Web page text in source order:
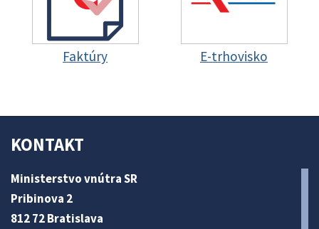
Faktúry E-trhovisko
KONTAKT
Ministerstvo vnútra SR
Pribinova 2
812 72 Bratislava